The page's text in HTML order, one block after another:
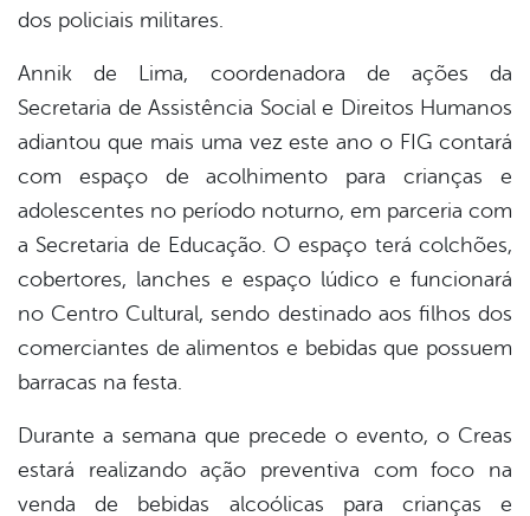
dos policiais militares.
Annik de Lima, coordenadora de ações da
Secretaria de Assistência Social e Direitos Humanos
adiantou que mais uma vez este ano o FIG contará
com espaço de acolhimento para crianças e
adolescentes no período noturno, em parceria com
a Secretaria de Educação. O espaço terá colchões,
cobertores, lanches e espaço lúdico e funcionará
no Centro Cultural, sendo destinado aos filhos dos
comerciantes de alimentos e bebidas que possuem
barracas na festa.
Durante a semana que precede o evento, o Creas
estará realizando ação preventiva com foco na
venda de bebidas alcoólicas para crianças e